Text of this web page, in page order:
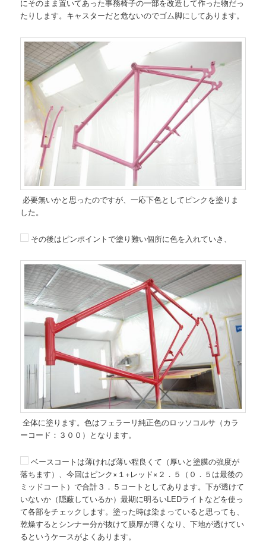
にそのまま置いてあった事務椅子の一部を改造して作った物だっ
たりします。キャスターだと危ないのでゴム脚にしてあります。
必要無いかと思ったのですが、一応下色としてピンクを塗りま
した。
その後はピンポイントで塗り難い個所に色を入れていき、
全体に塗ります。色はフェラーリ純正色のロッソコルサ（カラ
ーコード：３００）となります。
ベースコートは薄ければ薄い程良くて（厚いと塗膜の強度が
落ちます）、今回はピンク×１+レッド×２．５（０．５は最後の
ミッドコート）で合計３．５コートとしてあります。下が透けて
いないか（隠蔽しているか）最期に明るいLEDライトなどを使っ
て各部をチェックします。塗った時は染まっていると思っても、
乾燥するとシンナー分が抜けて膜厚が薄くなり、下地が透けてい
るというケースがよくあります。